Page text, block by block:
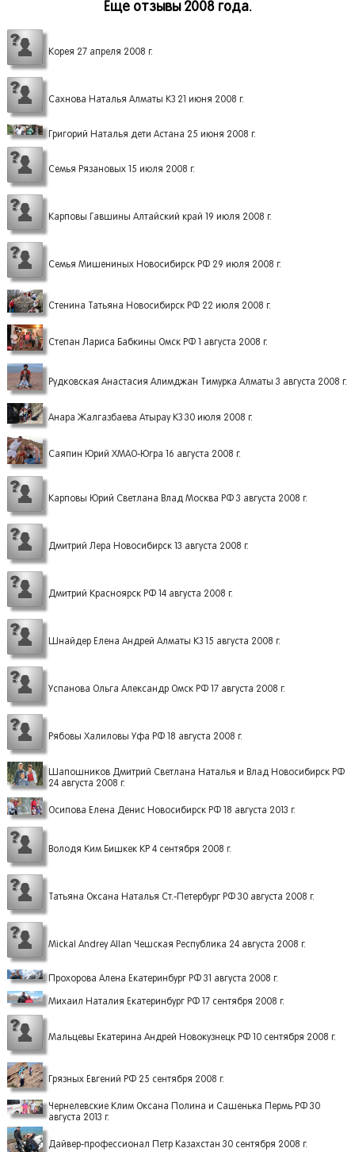
Еще отзывы 2008 года.
Корея 27 апреля 2008 г.
Сахнова Наталья Алматы КЗ 21 июня 2008 г.
Григорий Наталья дети Астана 25 июня 2008 г.
Семья Рязановых 15 июля 2008 г.
Карповы Гавшины Алтайский край 19 июля 2008 г.
Семья Мишениных Новосибирск РФ 29 июля 2008 г.
Стенина Татьяна Новосибирск РФ 22 июля 2008 г.
Степан Лариса Бабкины Омск РФ 1 августа 2008 г.
Рудковская Анастасия Алимджан Тимурка Алматы 3 августа 2008 г.
Анара Жалгазбаева Атырау КЗ 30 июля 2008 г.
Саяпин Юрий ХМАО-Югра 16 августа 2008 г.
Карповы Юрий Светлана Влад Москва РФ 3 августа 2008 г.
Дмитрий Лера Новосибирск 13 августа 2008 г.
Дмитрий Красноярск РФ 14 августа 2008 г.
Шнайдер Елена Андрей Алматы КЗ 15 августа 2008 г.
Успанова Ольга Александр Омск РФ 17 августа 2008 г.
Рябовы Халиловы Уфа РФ 18 августа 2008 г.
Шапошников Дмитрий Светлана Наталья и Влад Новосибирск РФ
24 августа 2008 г.
Осипова Елена Денис Новосибирск РФ 18 августа 2013 г.
Володя Ким Бишкек КР 4 сентября 2008 г.
Татьяна Оксана Наталья Ст.-Петербург РФ 30 августа 2008 г.
Mickal Andrey Allan Чешская Республика 24 августа 2008 г.
Прохорова Алена Екатеринбург РФ 31 августа 2008 г.
Михаил Наталия Екатеринбург РФ 17 сентября 2008 г.
Мальцевы Екатерина Андрей Новокузнецк РФ 10 сентября 2008 г.
Грязных Евгений РФ 25 сентября 2008 г.
Чернелевские Клим Оксана Полина и Сашенька Пермь РФ 30
августа 2013 г.
Дайвер-профессионал Петр Казахстан 30 сентября 2008 г.